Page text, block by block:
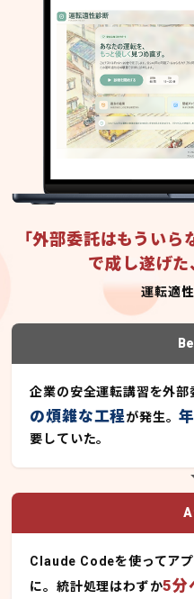
「外部委託はもうい
で成し遂げ
運転適
企業の安全運転講習を外部
の煩雑な工程が発生。
要していた。
Claude Codeを使ってアプ
に。統計処理はわずか5分